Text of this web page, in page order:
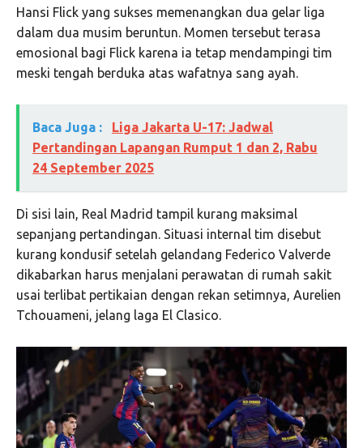
Hansi Flick yang sukses memenangkan dua gelar liga
dalam dua musim beruntun. Momen tersebut terasa
emosional bagi Flick karena ia tetap mendampingi tim
meski tengah berduka atas wafatnya sang ayah.
Baca Juga :
Liga Jakarta U-17: Jadwal
Pertandingan Lapangan Rumput 1 dan 2, Rabu
24 September 2025
Di sisi lain, Real Madrid tampil kurang maksimal
sepanjang pertandingan. Situasi internal tim disebut
kurang kondusif setelah gelandang Federico Valverde
dikabarkan harus menjalani perawatan di rumah sakit
usai terlibat pertikaian dengan rekan setimnya, Aurelien
Tchouameni, jelang laga El Clasico.